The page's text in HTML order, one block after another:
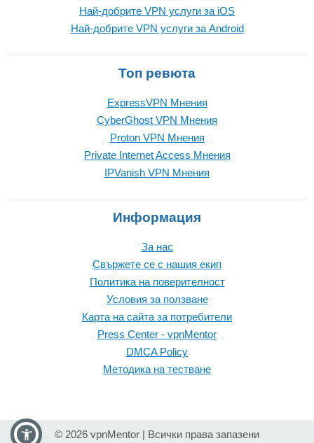
Най-добрите VPN услуги за iOS
Най-добрите VPN услуги за Android
Топ ревюта
ExpressVPN Mнения
CyberGhost VPN Mнения
Proton VPN Mнения
Private Internet Access Mнения
IPVanish VPN Mнения
Информация
За нас
Свържете се с нашия екип
Политика на поверителност
Условия за ползване
Карта на сайта за потребители
Press Center - vpnMentor
DMCA Policy
Методика на тестване
© 2026 vpnMentor | Всички права запазени